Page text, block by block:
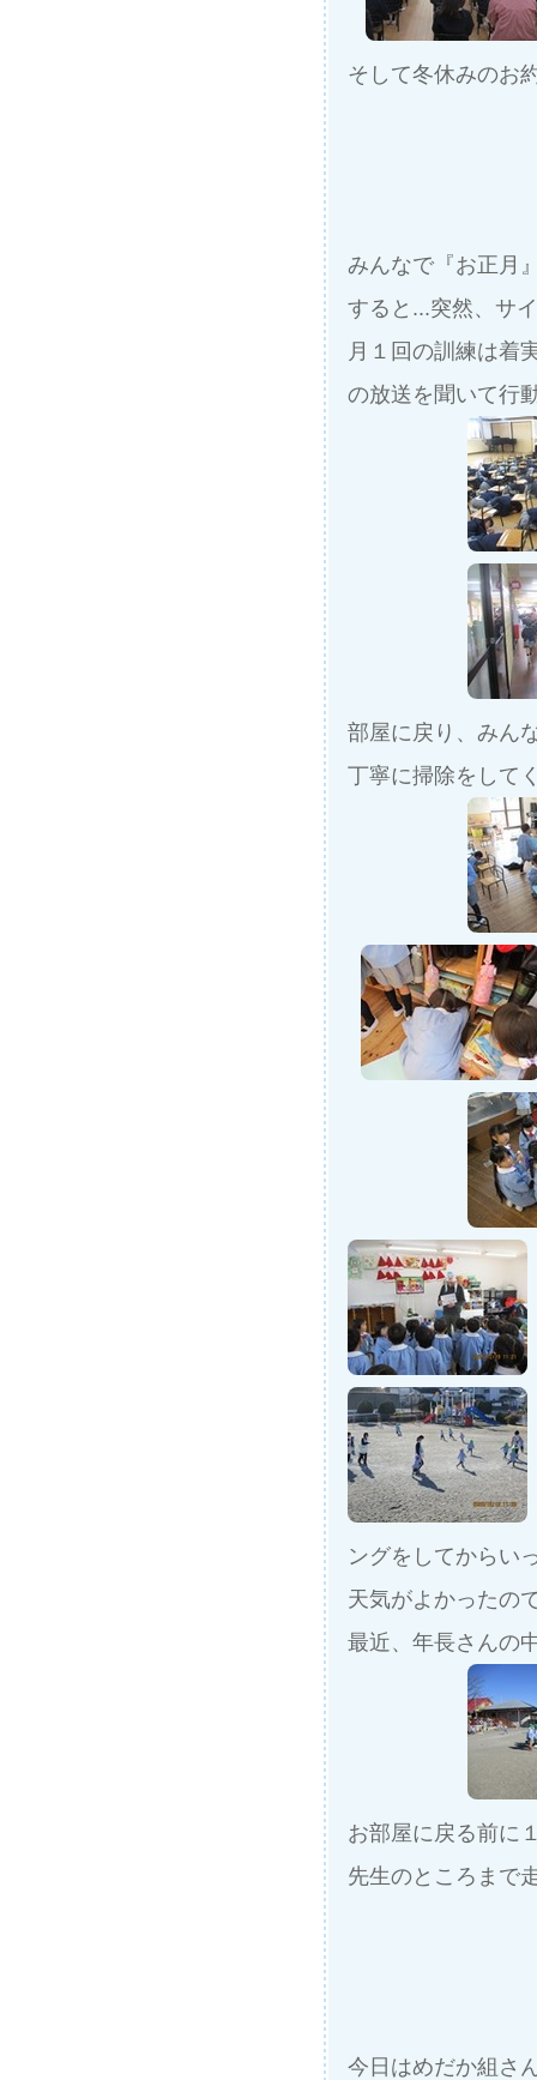
そして冬休みのお
みんなで『お正月
すると...突然、サ
月１回の訓練は着
の放送を聞いて行
部屋に戻り、みん
丁寧に掃除をして
ングをしてからい
天気がよかったの
最近、年長さんの
お部屋に戻る前に
先生のところまで
今日はめだか組さ